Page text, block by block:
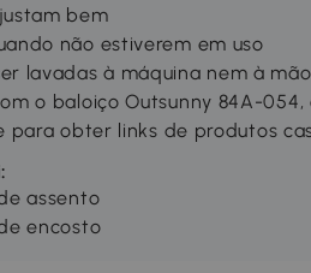
bem
não estiverem em uso
lavadas à máquina nem à mão
o baloiço Outsunny 84A-
para obter links de produtos
assento
encosto